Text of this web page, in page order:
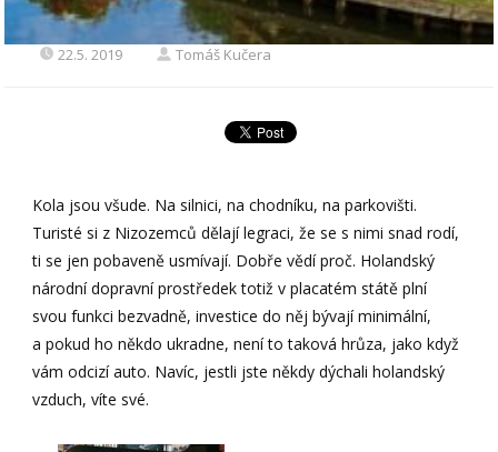
22.5. 2019 Tomáš Kučera
Kola jsou všude. Na silnici, na chodníku, na parkovišti.
Turisté si z Nizozemců dělají legraci, že se s nimi snad rodí,
ti se jen pobaveně usmívají. Dobře vědí proč. Holandský
národní dopravní prostředek totiž v placatém státě plní
svou funkci bezvadně, investice do něj bývají minimální,
a pokud ho někdo ukradne, není to taková hrůza, jako když
vám odcizí auto. Navíc, jestli jste někdy dýchali holandský
vzduch, víte své.